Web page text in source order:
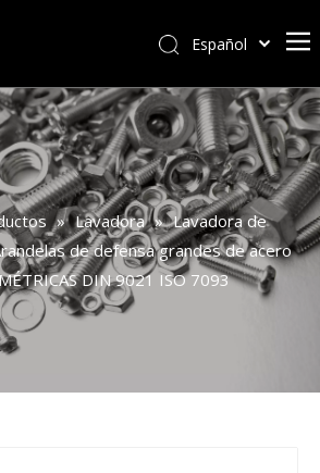
Español
हिन्दी
Italiano
Deutsch
Português
Pусский
Français
» Lavadora » Lavadora de
de defensa grandes de acero
DIN 9021 ISO 7093